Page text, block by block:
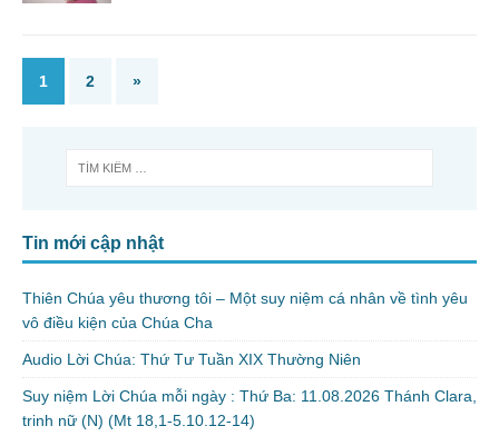
1 2 »
Tin mới cập nhật
Thiên Chúa yêu thương tôi – Một suy niệm cá nhân về tình yêu
vô điều kiện của Chúa Cha
Audio Lời Chúa: Thứ Tư Tuần XIX Thường Niên
Suy niệm Lời Chúa mỗi ngày : Thứ Ba: 11.08.2026 Thánh Clara,
trinh nữ (N) (Mt 18,1-5.10.12-14)